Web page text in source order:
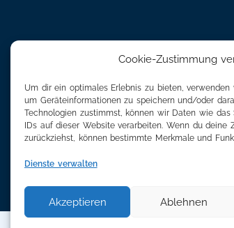
Cookie-Zustimmung
Um dir ein optimales Erlebnis zu bieten, verwenden
um Geräteinformationen zu speichern und/oder
Technologien zustimmst, können wir Daten wie das
IDs auf dieser Website verarbeiten. Wenn du
zurückziehst, können bestimmte Merkmale und
Dienste verwalten
Akzeptieren Ablehnen